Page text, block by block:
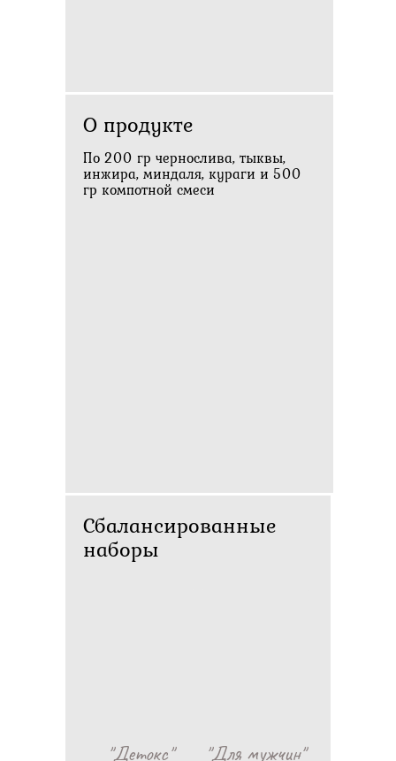
О продукте
По 200 гр чернослива, тыквы,
инжира, миндаля, кураги и 500
гр компотной смеси
Сбалансированные
наборы
"Детокс" "Для мужчин"